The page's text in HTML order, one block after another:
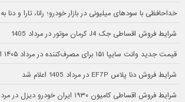
خداحافظی با سودهای میلیونی در بازار خودرو؛ رانا، تارا و دنا
شرایط فروش اقساطی جک J4 کرمان موتور در مرداد 1405
قیمت جدید وانت سایپا ۱۵۱ برای مصرف‌کننده در مرداد ۱۴۰۵ اعلام شد
شرایط فروش دنا پلاس EF7P در مرداد 1405 اعلام شد
شرایط فروش اقساطی کامیون ۱۹۳۰ ایران خودرو دیزل در مرداد ۱۴۰۵